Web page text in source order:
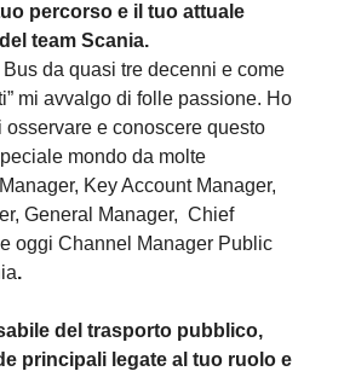
percorso e il tuo attuale
team Scania.
da quasi tre decenni e come
mi avvalgo di folle passione. Ho
osservare e conoscere questo
mondo da molte
Key Account Manager,
General Manager, Chief
oggi Channel Manager Public
.
del trasporto pubblico,
principali legate al tuo ruolo e